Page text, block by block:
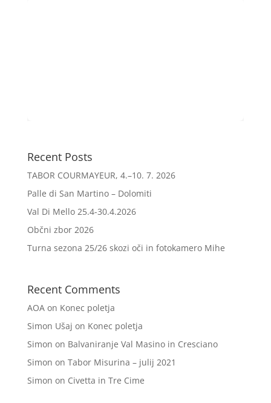
Recent Posts
TABOR COURMAYEUR, 4.–10. 7. 2026
Palle di San Martino – Dolomiti
Val Di Mello 25.4-30.4.2026
Občni zbor 2026
Turna sezona 25/26 skozi oči in fotokamero Mihe
Recent Comments
AOAon Konec poletja
Simon Ušaj on Konec poletja
Simon on Balvaniranje Val Masino in Cresciano
Simon on Tabor Misurina – julij 2021
Simon on Civetta in Tre Cime